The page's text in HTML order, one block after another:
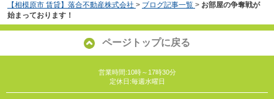
【相模原市 賃貸】落合不動産株式会社 > ブログ記事一覧 > お部屋の争奪戦が
始まっております！
ページトップに戻る
営業時間:10時～17時30分
定休日:毎週水曜日